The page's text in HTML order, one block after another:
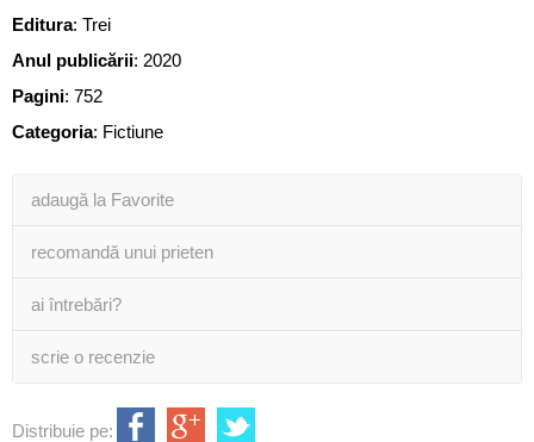
Editura: Trei
Anul publicării: 2020
Pagini: 752
Categoria: Fictiune
adaugă la Favorite
recomandă unui prieten
ai întrebări?
scrie o recenzie
Distribuie pe: